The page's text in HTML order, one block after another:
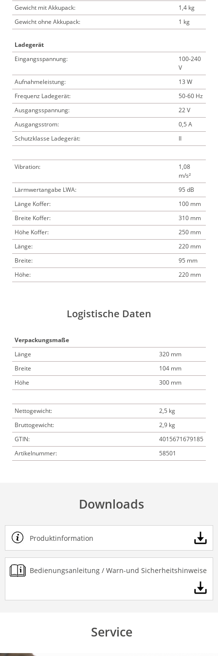
Gewicht mit Akkupack:
1,4 kg
Gewicht ohne Akkupack:
1 kg
Ladegerät
Eingangsspannung:
100-240
V
Aufnahmeleistung:
13 W
Frequenz Ladegerät:
50-60 Hz
Ausgangsspannung:
22 V
Ausgangsstrom:
0,5 A
Schutzklasse Ladegerät:
II
Vibration:
1,08
m/s²
Lärmwertangabe LWA:
95 dB
Länge Koffer:
100 mm
Breite Koffer:
310 mm
Höhe Koffer:
250 mm
Länge:
220 mm
Breite:
95 mm
Höhe:
220 mm
Logistische Daten
Verpackungsmaße
Länge
320 mm
Breite
104 mm
Höhe
300 mm
Nettogewicht:
2,5 kg
Bruttogewicht:
2,9 kg
GTIN:
4015671679185
Artikelnummer:
58501
Downloads
Produktinformation
Bedienungsanleitung / Warn-und Sicherheitshinweise
Service